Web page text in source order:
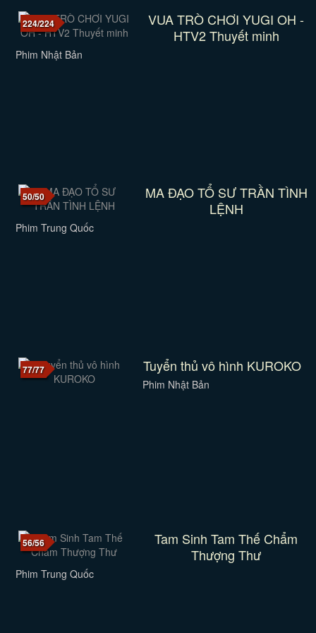
224/224
VUA TRÒ CHƠI YUGI OH -
HTV2 Thuyết minh
Phim Nhật Bản
50/50
MA ĐẠO TỔ SƯ TRẦN TÌNH
LỆNH
Phim Trung Quốc
77/77 Tuyển thủ vô hình KUROKO
Phim Nhật Bản
56/56
Tam Sinh Tam Thế Chẩm
Thượng Thư
Phim Trung Quốc